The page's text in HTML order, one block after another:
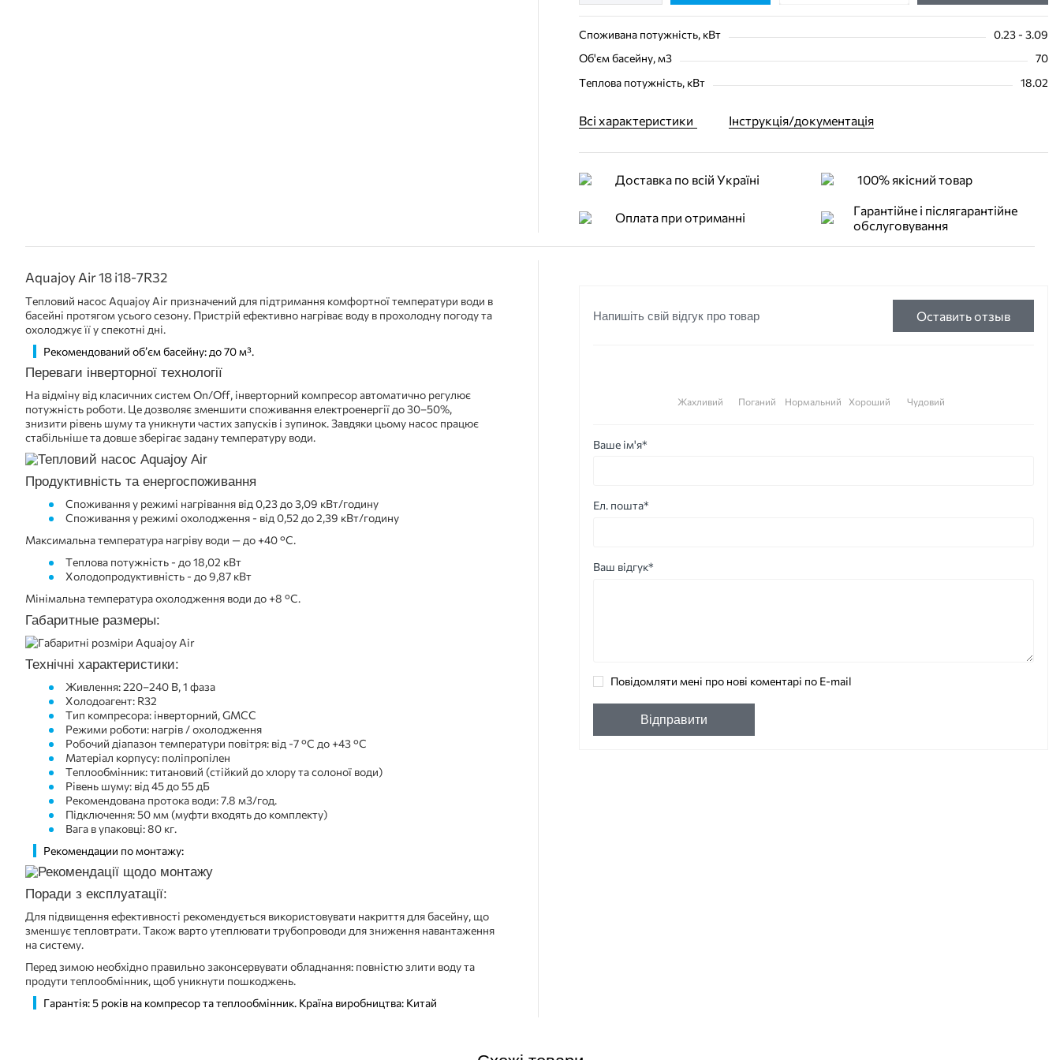
Споживана потужність, кВт
0.23 - 3.09
Об'єм басейну, м3
70
Теплова потужність, кВт
18.02
Всі характеристики Інструкція/документація
Доставка по всій Україні 100% якісний товар
Оплата при отриманні
Гарантійне і післягарантійне
обслуговування
Aquajoy Air 18 i18-7R32
Тепловий насос Aquajoy Air призначений для підтримання комфортної температури води в
басейні протягом усього сезону. Пристрій ефективно нагріває воду в прохолодну погоду та
охолоджує її у спекотні дні.
Рекомендований об’єм басейну: до 70 м³.
Переваги інверторної технології
На відміну від класичних систем On/Off, інверторний компресор автоматично регулює
потужність роботи. Це дозволяє зменшити споживання електроенергії до 30–50%,
знизити рівень шуму та уникнути частих запусків і зупинок. Завдяки цьому насос працює
стабільніше та довше зберігає задану температуру води.
Продуктивність та енергоспоживання
Споживання у режимі нагрівання від 0,23 до 3,09 кВт/годину
Споживання у режимі охолодження - від 0,52 до 2,39 кВт/годину
Максимальна температура нагріву води — до +40 °C.
Теплова потужність - до 18,02 кВт
Холодопродуктивність - до 9,87 кВт
Мінімальна температура охолодження води до +8 °C.
Габаритные размеры:
Технічні характеристики:
Живлення: 220–240 В, 1 фаза
Холодоагент: R32
Тип компресора: інверторний, GMCC
Режими роботи: нагрів / охолодження
Робочий діапазон температури повітря: від -7 °C до +43 °C
Матеріал корпусу: поліпропілен
Теплообмінник: титановий (стійкий до хлору та солоної води)
Рівень шуму: від 45 до 55 дБ
Рекомендована протока води: 7.8 м3/год.
Підключення: 50 мм (муфти входять до комплекту)
Вага в упаковці: 80 кг.
Рекомендации по монтажу:
Поради з експлуатації:
Для підвищення ефективності рекомендується використовувати накриття для басейну, що
зменшує тепловтрати. Також варто утеплювати трубопроводи для зниження навантаження
на систему.
Перед зимою необхідно правильно законсервувати обладнання: повністю злити воду та
продути теплообмінник, щоб уникнути пошкоджень.
Гарантія: 5 років на компресор та теплообмінник. Країна виробництва: Китай
Напишіть свій відгук про товар Оставить отзыв
Чудовий
Хороший
Нормальний
Поганий
Жахливий
Ваше ім'я*
Ел. пошта*
Ваш відгук*
Повідомляти мені про нові коментарі по E-mail
Відправити